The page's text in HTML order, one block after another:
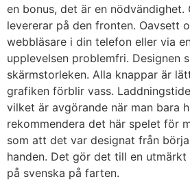
en bonus, det är en nödvändighet.
levererar på den fronten. Oavsett
webbläsare i din telefon eller via
upplevelsen problemfri. Designen
skärmstorleken. Alla knappar är
grafiken förblir vass.
vilket är avgörande när man bara
rekommendera det här spelet för
som att det var designat från
handen. Det gör det till en
på svenska på farten.